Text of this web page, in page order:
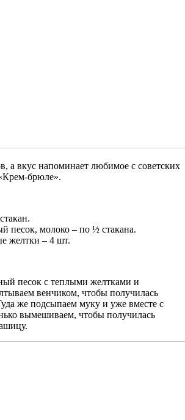
а вкус напоминает любимое с советских
брюле».
песок, молоко – по ½ стакана.
желтки – 4 шт.
песок с теплыми желтками и
венчиком, чтобы получилась
же подсыпаем муку и уже вместе с
вымешиваем, чтобы получилась